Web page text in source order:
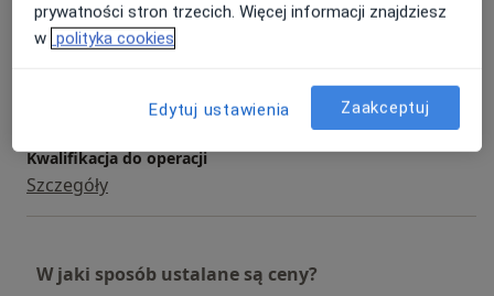
Szczegóły
Kwalifikacja do operacji
Szczegóły
W jaki sposób ustalane są ceny?
prywatności stron trzecich. Więcej informacji znajdziesz
w polityka cookies
Edytuj ustawienia Zaakceptuj